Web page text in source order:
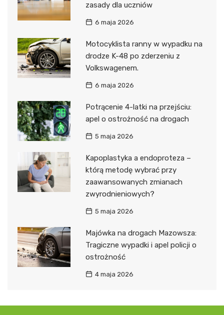
zasady dla uczniów
6 maja 2026
Motocyklista ranny w wypadku na
drodze K-48 po zderzeniu z
Volkswagenem.
6 maja 2026
Potrącenie 4-latki na przejściu:
apel o ostrożność na drogach
5 maja 2026
Kapoplastyka a endoproteza –
którą metodę wybrać przy
zaawansowanych zmianach
zwyrodnieniowych?
5 maja 2026
Majówka na drogach Mazowsza:
Tragiczne wypadki i apel policji o
ostrożność
4 maja 2026